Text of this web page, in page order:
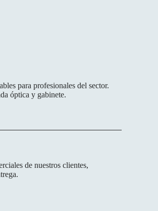
para profesionales del sector.
óptica y gabinete.
de nuestros clientes,